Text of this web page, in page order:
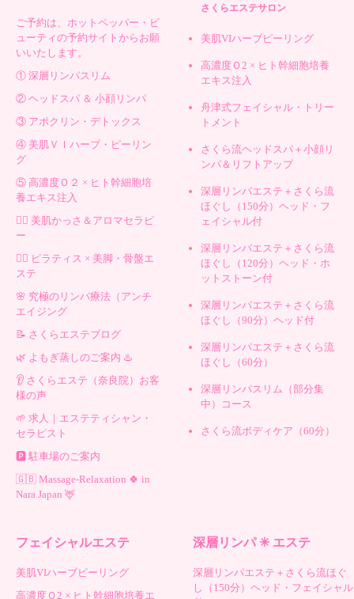
ご予約は、ホットペッパー・ビ
ューティの予約サイトからお願
いいたします。
① 深層リンパスリム
② ヘッドスパ ＆ 小顔リンパ
③ アポクリン・デトックス
④ 美肌ＶＩハーブ・ピーリン
グ
⑤ 高濃度Ｏ２ × ヒト幹細胞培
養エキス注入
💆‍♀️ 美肌かっさ＆アロマセラピ
ー
🧘‍♀️ ピラティス × 美脚・骨盤エ
ステ
🌸 究極のリンパ療法（アンチ
エイジング
📝 さくらエステブログ
🌿 よもぎ蒸しのご案内 ♨️
👂 さくらエステ（奈良院）お客
様の声
🌱 求人｜エステティシャン・
セラピスト
🅿️ 駐車場のご案内
🇬🇧 Massage-Relaxation 🍀 in
Nara Japan 🦌
さくらエステサロン
美肌VIハーブピーリング
高濃度Ｏ2 × ヒト幹細胞培養
エキス注入
舟津式フェイシャル・トリー
トメント
さくら流ヘッドスパ＋小顔リ
ンパ＆リフトアップ
深層リンパエステ＋さくら流
ほぐし（150分）ヘッド・フ
ェイシャル付
深層リンパエステ＋さくら流
ほぐし（120分）ヘッド・ホ
ットストーン付
深層リンパエステ＋さくら流
ほぐし（90分）ヘッド付
深層リンパエステ＋さくら流
ほぐし（60分）
深層リンパスリム（部分集
中）コース
さくら流ボディケア（60分）
フェイシャルエステ
美肌VIハーブピーリング
高濃度Ｏ2 × ヒト幹細胞培養エ
深層リンパ ✳︎ エステ
深層リンパエステ＋さくら流ほぐ
し（150分）ヘッド・フェイシャル